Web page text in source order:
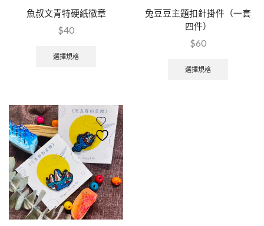
魚叔文青特硬紙徽章
$40
選擇規格
兔豆豆主題扣針掛件（一套
四件）
$60
選擇規格